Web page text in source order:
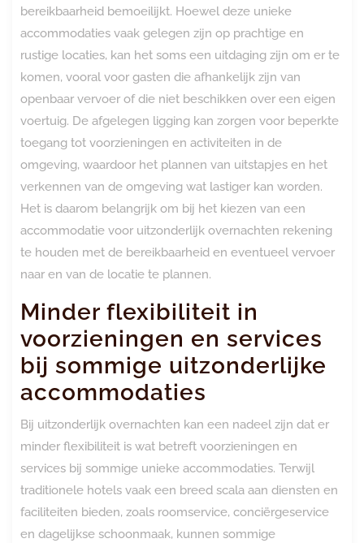
bereikbaarheid bemoeilijkt. Hoewel deze unieke
accommodaties vaak gelegen zijn op prachtige en
rustige locaties, kan het soms een uitdaging zijn om er te
komen, vooral voor gasten die afhankelijk zijn van
openbaar vervoer of die niet beschikken over een eigen
voertuig. De afgelegen ligging kan zorgen voor beperkte
toegang tot voorzieningen en activiteiten in de
omgeving, waardoor het plannen van uitstapjes en het
verkennen van de omgeving wat lastiger kan worden.
Het is daarom belangrijk om bij het kiezen van een
accommodatie voor uitzonderlijk overnachten rekening
te houden met de bereikbaarheid en eventueel vervoer
naar en van de locatie te plannen.
Minder flexibiliteit in
voorzieningen en services
bij sommige uitzonderlijke
accommodaties
Bij uitzonderlijk overnachten kan een nadeel zijn dat er
minder flexibiliteit is wat betreft voorzieningen en
services bij sommige unieke accommodaties. Terwijl
traditionele hotels vaak een breed scala aan diensten en
faciliteiten bieden, zoals roomservice, conciërgeservice
en dagelijkse schoonmaak, kunnen sommige